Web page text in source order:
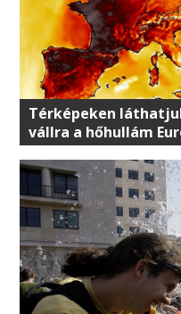
Térképeken
vállra a hőhullám